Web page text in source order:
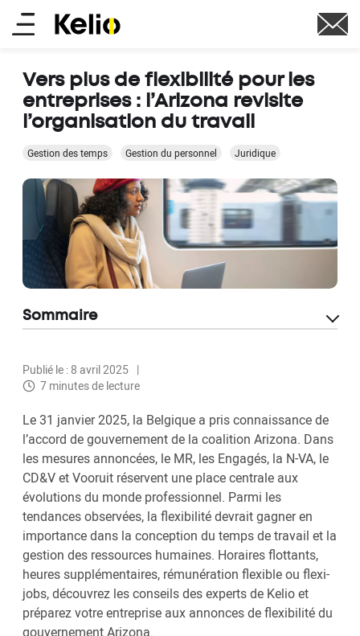
Aller
auMain
Vers plus de flexibilité pour les
entreprises : l’Arizona revisite
l’organisation du travail
Gestion des temps Gestion du personnel Juridique
Publié le : 8 avril 2025
7 minutes de lecture
Le 31 janvier 2025, la Belgique a pris connaissance de
l’accord de gouvernement de la coalition Arizona. Dans
les mesures annoncées, le MR, les Engagés, la N-VA, le
CD&V et Vooruit réservent une place centrale aux
évolutions du monde professionnel. Parmi les
tendances observées, la flexibilité devrait gagner en
importance dans la conception du temps de travail et la
gestion des ressources humaines. Horaires flottants,
heures supplémentaires, rémunération flexible ou flexi-
jobs, découvrez les conseils des experts de Kelio et
préparez votre entreprise aux annonces de flexibilité du
gouvernement Arizona.
Sommaire